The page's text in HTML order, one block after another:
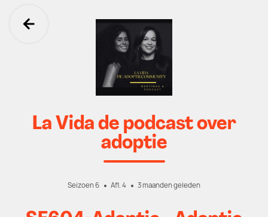
Ga terug
La Vida de podcast over
adoptie
Seizoen 6 Afl. 4 3 maanden geleden